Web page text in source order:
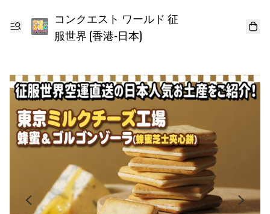
コンクエスト ワールド 征
服世界 (香港-日本)